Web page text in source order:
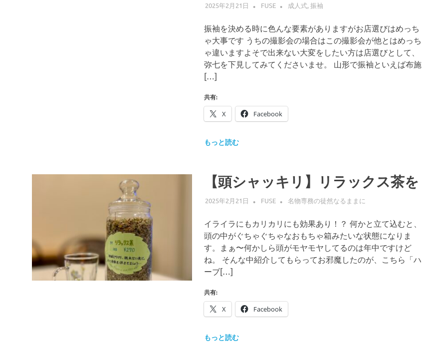
2025年2月21日 FUSE 成人式,振袖
振袖を決める時に色んな要素がありますがお店選びはめっち
ゃ大事です うちの撮影会の場合はこの撮影会が他とはめっち
ゃ違いますよそで出来ない大変をしたい方は店選びとして、
弥七を下見してみてくださいませ。 山形で振袖といえば布施
[…]
共有:
X Facebook
もっと読む
【頭シャッキリ】リラックス茶を
2025年2月21日 FUSE 名物専務の徒然なるままに
イライラにもカリカリにも効果あり！？ 何かと立て込むと、
頭の中がぐちゃぐちゃなおもちゃ箱みたいな状態になりま
す。まぁ〜何かしら頭がモヤモヤしてるのは年中ですけど
ね。 そんな中紹介してもらってお邪魔したのが、こちら「ハ
ーブ[…]
共有:
X Facebook
もっと読む